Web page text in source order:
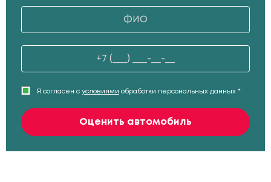
Я согласен с условиями обработки персональных данных *
Оценить автомобиль